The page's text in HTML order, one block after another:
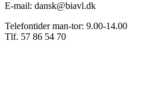
E-mail: dansk@biavl.dk
Telefontider man-tor: 9.00-14.00
Tlf. 57 86 54 70